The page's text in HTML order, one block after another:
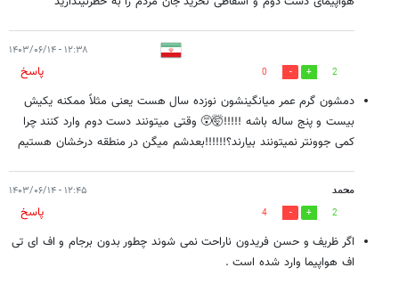
۱۲:۳۸ - ۱۴۰۳/۰۶/۱۴
2
0
پاسخ
دمشون گرم عمر میانگینشون نوزده سال هست یعنی مثلاً ممکنه یکیش
بیست و پنج ساله باشه !!!!!🤯😵 وقتی میتونند دست دوم وارد کنند چرا
کمی جوونتر نمیتونند بیارند؟!!!!!!بعدشم میگن در منطقه درخشان هستیم
محمد ۱۲:۴۵ - ۱۴۰۳/۰۶/۱۴
2
4
پاسخ
اگر ظریف و حسن فریدون ناراحت نمی شوند چطور بدون برجام و اف ای تی
اف هواپیما وارد شده است .